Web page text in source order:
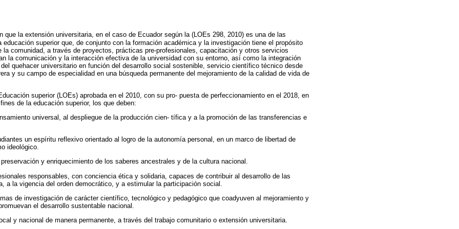
que la extensión universitaria, en el caso de Ecuador según la (LOEs 298, 2010) es una de las
superior que, de conjunto con la formación académica y la investigación tiene el propósito
la comunidad, a través de proyectos, prácticas pre-profesionales, capacitación y otros servicios
la comunicación y la interacción efectiva de la universidad con su entorno, así como la integración
quehacer universitario en función del desarrollo social sostenible, servicio científico técnico desde
y su campo de especialidad en una búsqueda permanente del mejoramiento de la calidad de vida de
superior (LOEs) aprobada en el 2010, con su pro- puesta de perfeccionamiento en el 2018, en
de la educación superior, los que deben:
universal, al despliegue de la producción cien- tífica y a la promoción de las transferencias e
un espíritu reflexivo orientado al logro de la autonomía personal, en un marco de libertad de
ideológico.
y enriquecimiento de los saberes ancestrales y de la cultura nacional.
responsables, con conciencia ética y solidaria, capaces de contribuir al desarrollo de las
a la vigencia del orden democrático, y a estimular la participación social.
de investigación de carácter científico, tecnológico y pedagógico que coadyuven al mejoramiento y
el desarrollo sustentable nacional.
y nacional de manera permanente, a través del trabajo comunitario o extensión universitaria.